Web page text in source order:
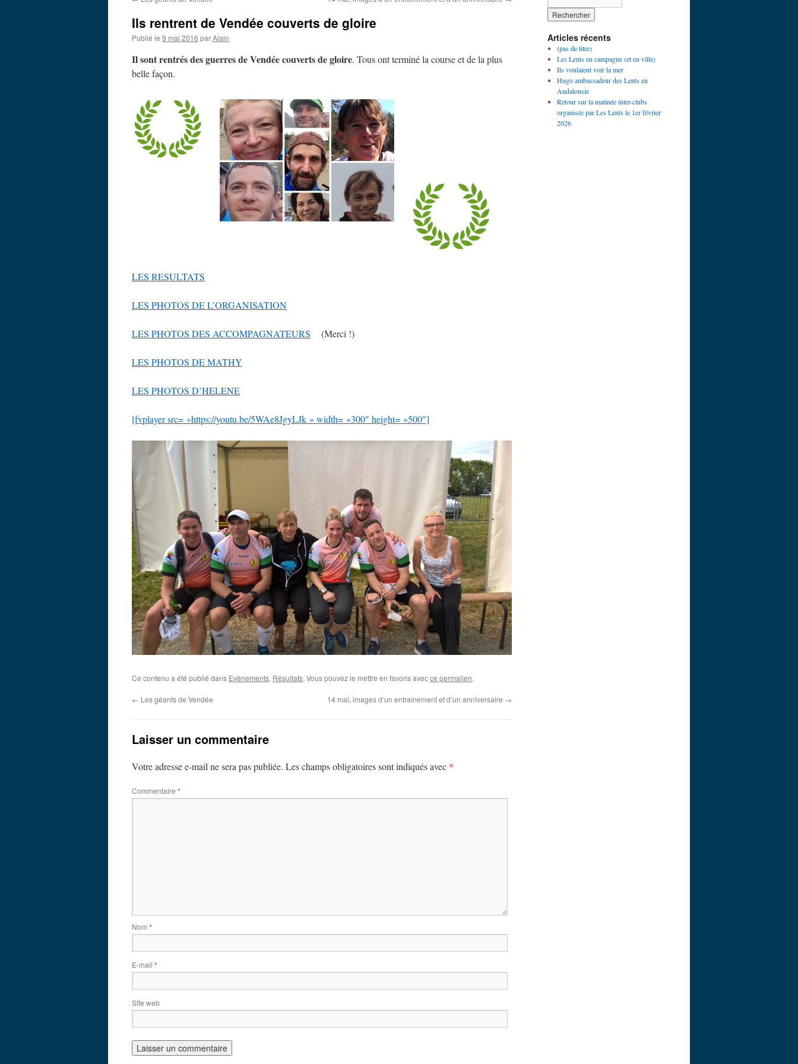
Ils rentrent de Vendée couverts de gloire
Publié le 9 mai 2016 parAlain
Il sont rentrés des guerres de Vendée couverts de gloire. Tous ont terminé la course et de la plus
belle façon.
LES RESULTATS
LES PHOTOS DE L’ORGANISATION
LES PHOTOS DES ACCOMPAGNATEURS (Merci !)
LES PHOTOS DE MATHY
LES PHOTOS D’HELENE
[fvplayer src= »https://youtu.be/5WAe8JgyLJk » width= »300″ height= »500″]
Ce contenu a été publié dans Evènements, Résultats. Vous pouvez le mettre en favoris avecce permalien.
← Les géants de Vendée 14 mai, images d’un entraînement et d’un anniversaire →
Laisser un commentaire
Votre adresse e-mail ne sera pas publiée. Les champs obligatoires sont indiqués avec *
Commentaire *
Nom *
E-mail *
Site web
Articles récents
(pas de titre)
Les Lents en campagne (et en ville)
Ils voulaient voir la mer
Hugo ambassadeur des Lents en
Andalousie
Retour sur la matinée inter-clubs
organisée par Les Lents le 1er février
2026